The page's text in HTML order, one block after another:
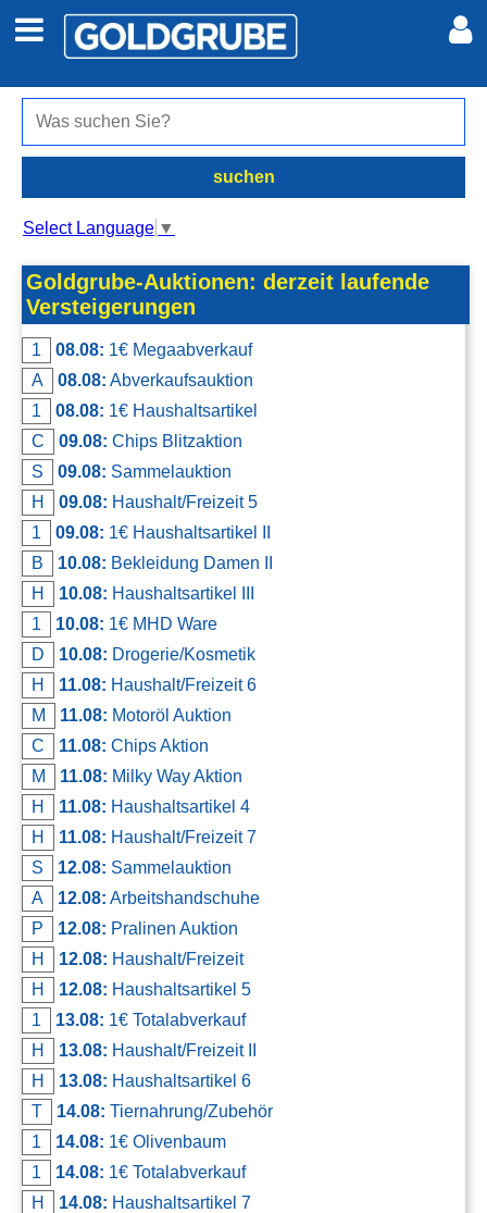
Auto + Motor
Jobs
Marktplatz
Auktionen
jetzt inserieren
Kontakt
AGB, Nutzungsbedingungen
Impressum
Meine Inserate
Anmelden
suchen
Select Language ▼
Goldgrube-Auktionen: derzeit laufende
Versteigerungen
1 08.08: 1€ Megaabverkauf
A
08.08: Abverkaufsauktion
1
08.08: 1€ Haushaltsartikel
C
09.08: Chips Blitzaktion
S
09.08: Sammelauktion
H
09.08: Haushalt/Freizeit 5
1
09.08: 1€ Haushaltsartikel II
B
10.08: Bekleidung Damen II
H
10.08: Haushaltsartikel III
1
10.08: 1€ MHD Ware
D
10.08: Drogerie/Kosmetik
H
11.08: Haushalt/Freizeit 6
M
11.08: Motoröl Auktion
C
11.08: Chips Aktion
M
11.08: Milky Way Aktion
H
11.08: Haushaltsartikel 4
H
11.08: Haushalt/Freizeit 7
S
12.08: Sammelauktion
A
12.08: Arbeitshandschuhe
P
12.08: Pralinen Auktion
H
12.08: Haushalt/Freizeit
H
12.08: Haushaltsartikel 5
1
13.08: 1€ Totalabverkauf
H
13.08: Haushalt/Freizeit II
H
13.08: Haushaltsartikel 6
T
14.08: Tiernahrung/Zubehör
1
14.08: 1€ Olivenbaum
1
14.08: 1€ Totalabverkauf
H
14.08: Haushaltsartikel 7